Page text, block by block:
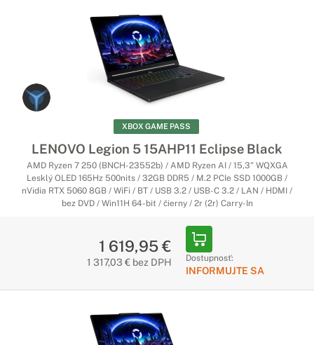
XBOX GAME PASS
LENOVO Legion 5 15AHP11 Eclipse Black
AMD Ryzen 7 250 (BNCH-23552b) / AMD Ryzen AI / 15,3" WQXGA
Lesklý OLED 165Hz 500nits / 32GB DDR5 / M.2 PCIe SSD 1000GB /
nVidia RTX 5060 8GB / WiFi / BT / USB 3.2 / USB-C 3.2 / LAN / HDMI /
bez DVD / Win11H 64-bit / čierny / 2r (2r) Carry-In
1 619,95 €
1 317,03 € bez DPH Dostupnosť:
INFORMUJTE SA